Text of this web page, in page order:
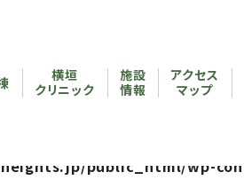
横垣
クリニック
施設
情報
アクセス
マップ
wp-content/themes/
public_html/wp-
wp-content/themes/
public_html/wp-